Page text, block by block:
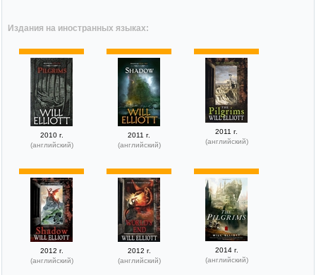
Издания на иностранных языках:
2010 г.
(английский)
2011 г.
(английский)
2011 г.
(английский)
2012 г.
(английский)
2012 г.
(английский)
2014 г.
(английский)